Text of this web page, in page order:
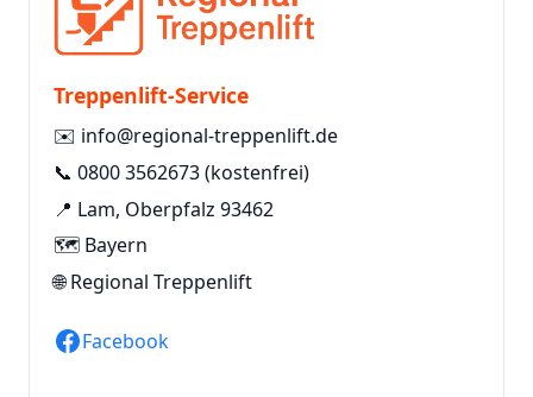
Treppenlift-Service
✉️ info@regional-treppenlift.de
📞 0800 3562673(kostenfrei)
📍 Lam, Oberpfalz 93462
🗺️ Bayern
🌐Regional Treppenlift
Facebook